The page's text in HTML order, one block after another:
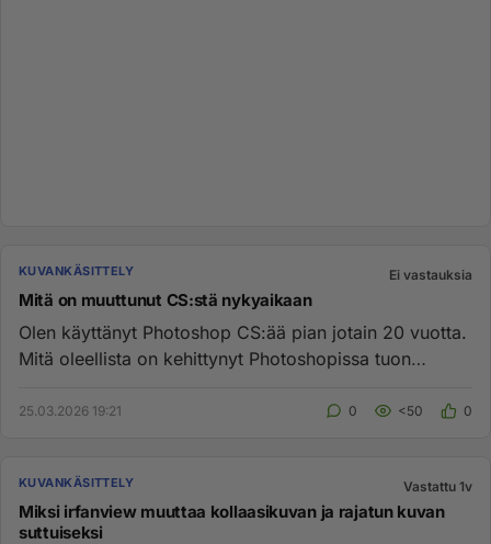
KUVANKÄSITTELY Ei vastauksia
Mitä on muuttunut CS:stä nykyaikaan
Olen käyttänyt Photoshop CS:ää pian jotain 20 vuotta.
Mitä oleellista on kehittynyt Photoshopissa tuon
25.03.2026 19:21 0 <50 0
KUVANKÄSITTELY Vastattu 1v
Miksi irfanview muuttaa kollaasikuvan ja rajatun kuvan
suttuiseksi